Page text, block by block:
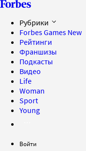
Рубрики
Forbes Games New
Рейтинги
Франшизы
Подкасты
Видео
Life
Woman
Sport
Young
Войти